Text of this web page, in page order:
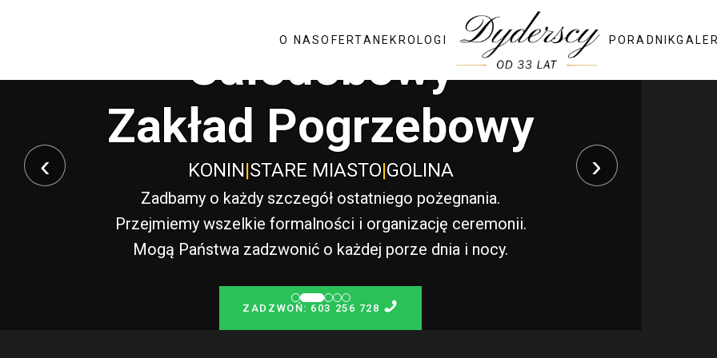
O NASOFERTANEKROLOGI PORADNIK
Całodobowy
Zakład Pogrzebowy
KONIN|STARE MIASTO|GOLINA
Zadbamy o każdy szczegół ostatniego pożegnania.
Przejmiemy wszelkie formalności i organizację ceremonii.
Mogą Państwa zadzwonić o każdej porze dnia i nocy.
ZADZWOŃ: 603 256 728
‹ ›